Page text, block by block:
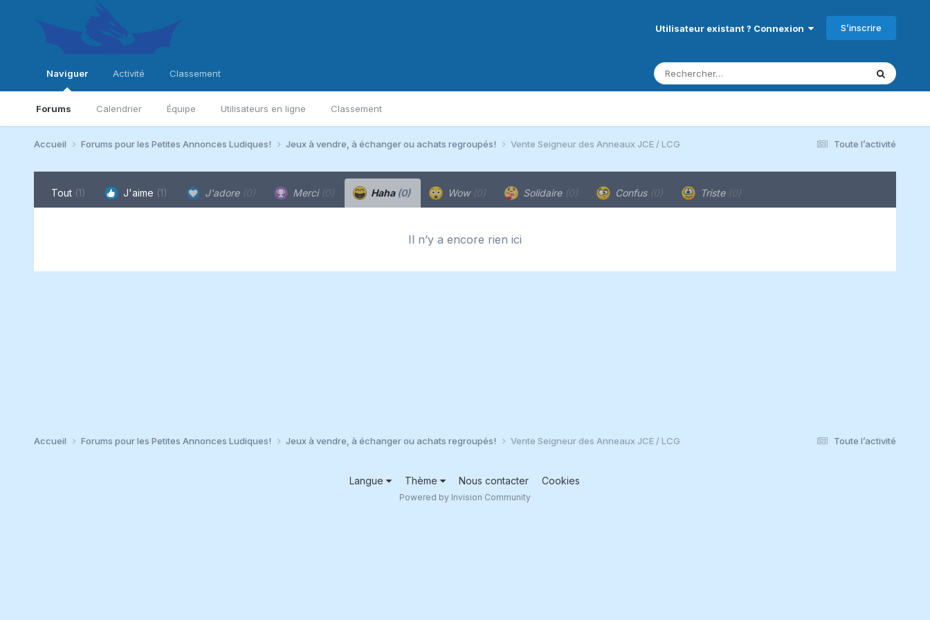
Utilisateur existant ? Connexion S’inscrire
Naviguer
Forums Calendrier Équipe Utilisateurs en ligne Classement
Activité Classement
Toute l’activité
Accueil Forums pour les Petites Annonces Ludiques! Jeux à vendre, à échanger ou achats regroupés! Vente Seigneur des Anneaux JCE / LCG
Tout (1) J'aime (1) J'adore (0) Merci (0) Haha (0) Wow (0) Solidaire (0) Confus (0) Triste (0)
Il n’y a encore rien ici
Toute l’activité
Accueil Forums pour les Petites Annonces Ludiques! Jeux à vendre, à échanger ou achats regroupés! Vente Seigneur des Anneaux JCE / LCG
Langue Thème Nous contacter Cookies
Powered by Invision Community